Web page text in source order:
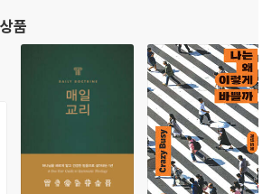
/ 연합과 관련한 오해들 / 함께하고 닮아간다 / 당
! / 그리스도의 지체 / 음란한 세상에서의 거룩 /
왕답게 행하라 / 목회자로서 덧붙이는 말
품